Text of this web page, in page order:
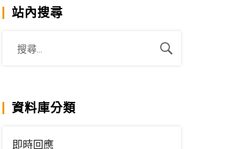
站內搜尋
資料庫分類
即時回應